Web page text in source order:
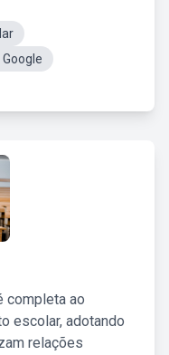
completa ao
escolar, adotando
relações